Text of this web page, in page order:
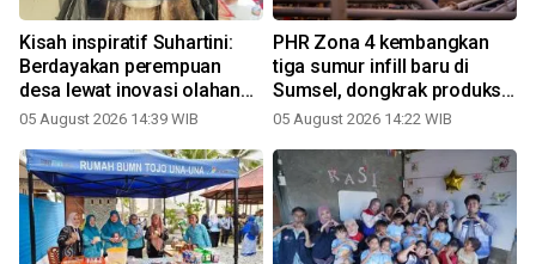
Kisah inspiratif Suhartini:
Berdayakan perempuan
desa lewat inovasi olahan
pinang
05 August 2026 14:39 WIB
PHR Zona 4 kembangkan
tiga sumur infill baru di
Sumsel, dongkrak produksi
migas nasional
05 August 2026 14:22 WIB